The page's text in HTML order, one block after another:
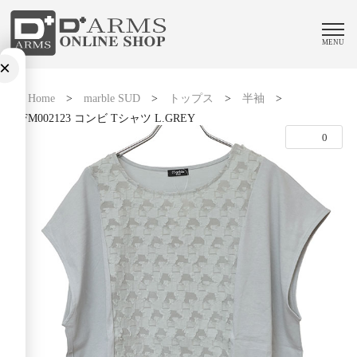
MENU
Home> marble SUD> トップス > 半袖 >
02FM002123 コンビ Tシャツ L.GREY
0
×